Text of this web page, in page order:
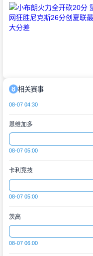
相关赛事
08-07 04:30
恩维加多
08-07 05:00
卡利竞技
08-07 05:00
茨高
08-07 06:00